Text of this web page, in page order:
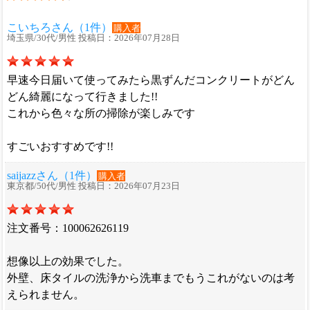
こいちろさん（1件）
購入者
埼玉県/30代/男性 投稿日：2026年07月28日
早速今日届いて使ってみたら黒ずんだコンクリートがどん
どん綺麗になって行きました!!
これから色々な所の掃除が楽しみです
すごいおすすめです!!
saijazzさん（1件）
購入者
東京都/50代/男性 投稿日：2026年07月23日
注文番号：100062626119
想像以上の効果でした。
外壁、床タイルの洗浄から洗車までもうこれがないのは考
えられません。